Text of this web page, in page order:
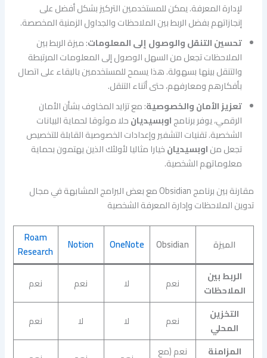
لإدارة المعرفة. يمكن للمستخدمين التركيز بشكل أفضل على
إنجازاتهم بفضل الربط بين الملاحظات والجداول الزمنية المخصصة.
تحسين التنقل والوصول إلى المعلومات: ميزة الربط بين
الملاحظات تجعل من السهل الوصول إلى المعلومات المرتبطة
والتنقل بينها بسهولة. هذا يسمح للمستخدمين بالبقاء على اتصال
بأفكارهم ومعارفهم، حتى أثناء التنقل.
تعزيز الأمان والخصوصية: مع تزايد المخاوف بشأن الأمان
الرقمي، يوفر برنامجاوبسيديانحلا موثوقا لحماية البيانات
الشخصية. تقنيات التشفير وإعدادات الخصوصية القابلة للتخصيص
تجعل مناوبسيديانخيارا مثاليا لأولئك الذين يهتمون بحماية
معلوماتهم الشخصية.
مقارنة بين برنامج Obsidian مع بعض البرامج المشابهة في مجال
تدوين الملاحظات وإدارة المعرفة الشخصية
الميزة Obsidian
OneNote
Notion
Roam
Research
الربط بين
الملاحظات
نعم لا نعم
نعم
التخزين
المحلي
نعم لا لا
نعم
المزامنة
نعم (مع